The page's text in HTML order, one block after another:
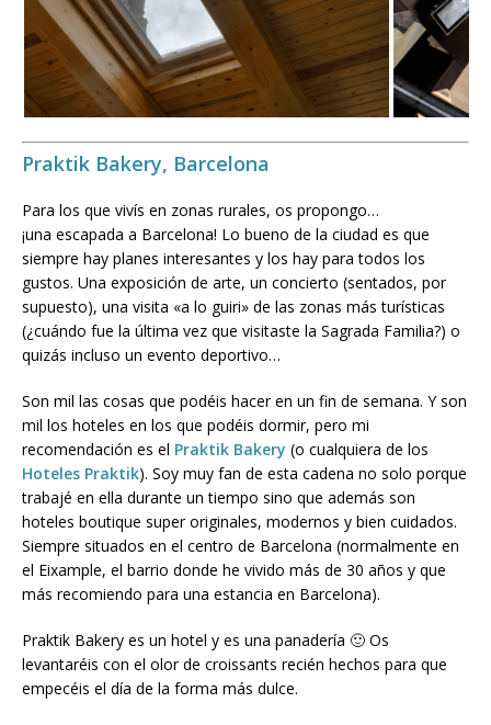
Praktik Bakery, Barcelona
Para los que vivís en zonas rurales, os propongo…
¡una escapada a Barcelona! Lo bueno de la ciudad es que
siempre hay planes interesantes y los hay para todos los
gustos. Una exposición de arte, un concierto (sentados, por
supuesto), una visita «a lo guiri» de las zonas más turísticas
(¿cuándo fue la última vez que visitaste la Sagrada Familia?) o
quizás incluso un evento deportivo…
Son mil las cosas que podéis hacer en un fin de semana. Y son
mil los hoteles en los que podéis dormir, pero mi
recomendación es el Praktik Bakery (o cualquiera de los
Hoteles Praktik). Soy muy fan de esta cadena no solo porque
trabajé en ella durante un tiempo sino que además son
hoteles boutique super originales, modernos y bien cuidados.
Siempre situados en el centro de Barcelona (normalmente en
el Eixample, el barrio donde he vivido más de 30 años y que
más recomiendo para una estancia en Barcelona).
Praktik Bakery es un hotel y es una panadería 🙂 Os
levantaréis con el olor de croissants recién hechos para que
empecéis el día de la forma más dulce.